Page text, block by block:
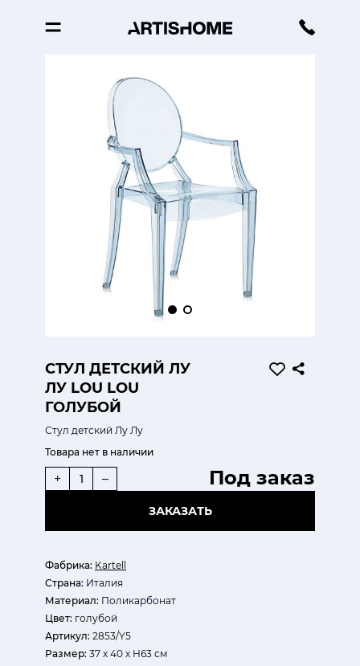
СТУЛ ДЕТСКИЙ ЛУ
ЛУ LOU LOU
ГОЛУБОЙ
Стул детский Лу Лу
Фабрика: Kartell
Страна: Италия
Материал: Поликарбонат
Цвет: голубой
Артикул: 2853/Y5
Размер: 37 х 40 х H63 см
Товара нет в наличии
Под заказ
+ –
ЗАКАЗАТЬ